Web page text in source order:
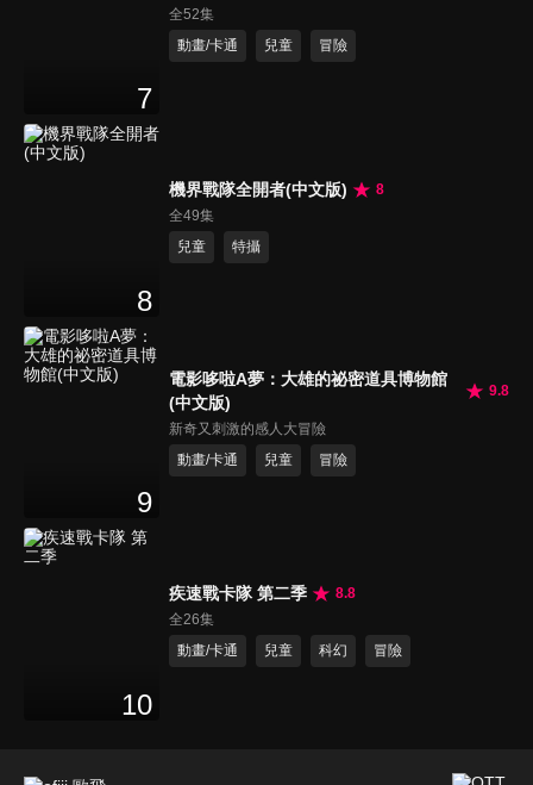
7
全52集
動畫/卡通
兒童 冒險
8
機界戰隊全開者(中文版)
8
全49集
兒童
特攝
9
電影哆啦A夢：大雄的祕密道具博物館
(中文版)
9.8
新奇又刺激的感人大冒險
動畫/卡通
兒童 冒險
10
疾速戰卡隊 第二季
8.8
全26集
動畫/卡通
兒童 科幻 冒險